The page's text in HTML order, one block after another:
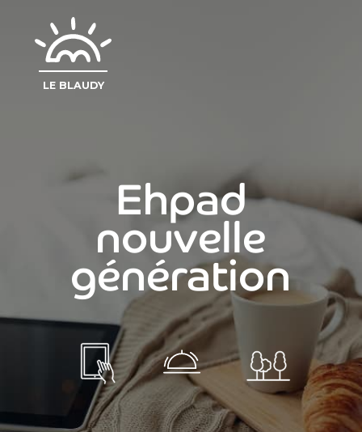
LE BLAUDY
Ehpad
nouvelle
génération